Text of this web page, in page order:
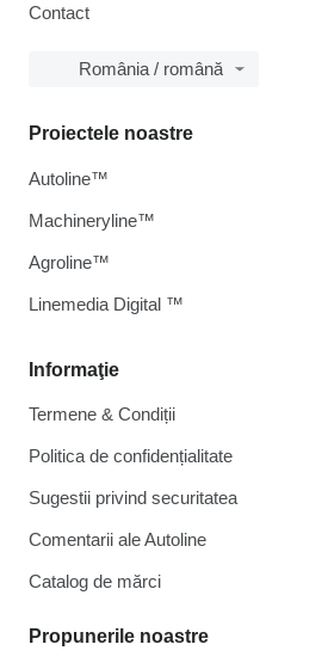
Contact
România / română
Informaţie
Termene & Condiții
Politica de confidențialitate
Sugestii privind securitatea
Comentarii ale Autoline
Catalog de mărcі
Propunerile noastre
Proiectele noastre
Autoline™
Machineryline™
Agroline™
Linemedia Digital ™